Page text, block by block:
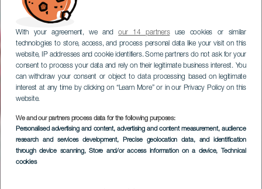
With your agreement, we andour 14 partnersuse cookies or similar
technologies to store, access, and process personal data like your visit on this
website, IP addresses and cookie identifiers. Some partners do not ask for your
consent to process your data and rely on their legitimate business interest. You
can withdraw your consent or object to data processing based on legitimate
interest at any time by clicking on “Learn More” or in our Privacy Policy on this
website.
We and our partners process data for the following purposes:
Personalised advertising and content, advertising and content measurement, audience
research and services development, Precise geolocation data, and identification
through device scanning, Store and/or access information on a device, Technical
cookies
Skärmflygning i
Taucho